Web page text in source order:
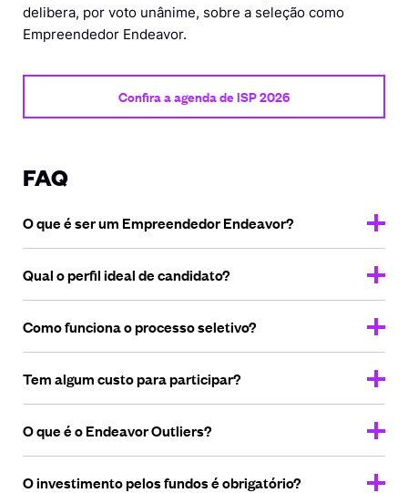
delibera, por voto unânime, sobre a seleção como
Empreendedor Endeavor.
Confira a agenda de ISP 2026
FAQ
O que é ser um Empreendedor Endeavor?
Qual o perfil idealde candidato?
Como funciona oprocesso seletivo?
Tem algum custopara participar?
O que é oEndeavor Outliers?
O investimento pelos fundosé obrigatório?